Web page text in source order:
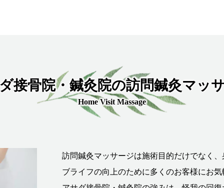
接骨院・鍼灸院の訪問鍼灸マッ
Home Visit Massage
訪問鍼灸マッサージは施術目的だけでなく
ブライフの向上のために多くのお客様にお